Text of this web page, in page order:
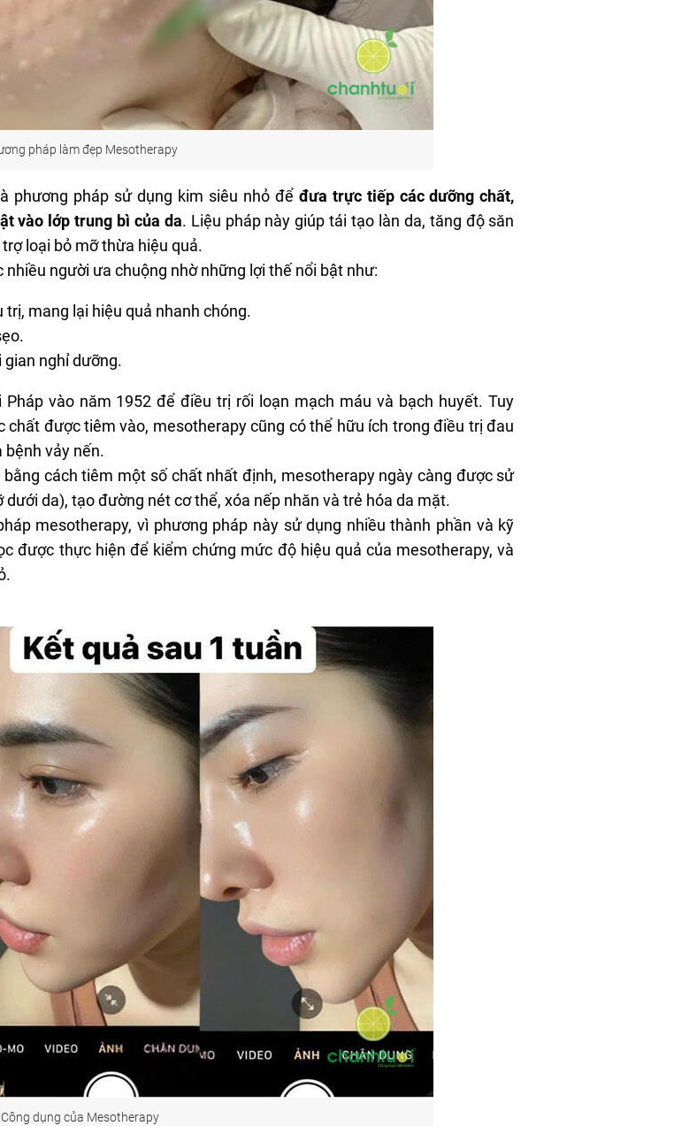
pháp làm đẹp Mesotherapy
phương pháp sử dụng kim siêu nhỏ để đưa trực tiếp các dưỡng chất,
vào lớp trung bì của da. Liệu pháp này giúp tái tạo làn da, tăng độ săn
loại bỏ mỡ thừa hiệu quả.
người ưa chuộng nhờ những lợi thế nổi bật như:
mang lại hiệu quả nhanh chóng.
nghỉ dưỡng.
vào năm 1952 để điều trị rối loạn mạch máu và bạch huyết. Tuy
chất được tiêm vào, mesotherapy cũng có thể hữu ích trong điều trị đau
bệnh vảy nến.
cách tiêm một số chất nhất định, mesotherapy ngày càng được sử
da), tạo đường nét cơ thể, xóa nếp nhăn và trẻ hóa da mặt.
mesotherapy, vì phương pháp này sử dụng nhiều thành phần và kỹ
được thực hiện để kiểm chứng mức độ hiệu quả của mesotherapy, và
Công dụng của Mesotherapy